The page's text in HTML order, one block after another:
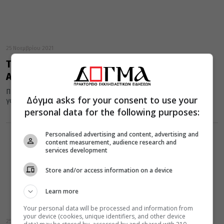
25 Νοεμβρίου 2021
Τί συνέβη όταν η Παναγία εμφανίστηκε στην
Αγία Αικατερίνη
Πλούσιοι άρχοντες της συγκλήτου ζητούσαν εκείνη την εποχή σε
γάμο την ξακουστή για το κάλλος και τη σοφία της...
25 Νοεμβρίου 2020
Δόγμα asks for your consent to use your
personal data for the following purposes:
Personalised advertising and content, advertising and
content measurement, audience research and
services development
Store and/or access information on a device
Learn more
Your personal data will be processed and information from
your device (cookies, unique identifiers, and other device